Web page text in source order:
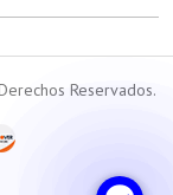
Reservados.